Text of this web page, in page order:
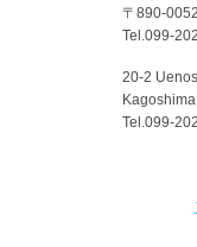
〒890-
Tel.099-
20-2
Tel.099-